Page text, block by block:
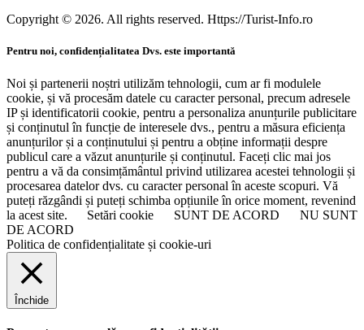
Copyright © 2026. All rights reserved. Https://Turist-Info.ro
Pentru noi, confidențialitatea Dvs. este importantă
Noi și partenerii noștri utilizăm tehnologii, cum ar fi modulele
cookie, și vă procesăm datele cu caracter personal, precum adresele
IP și identificatorii cookie, pentru a personaliza anunțurile publicitare
și conținutul în funcție de interesele dvs., pentru a măsura eficiența
anunțurilor și a conținutului și pentru a obține informații despre
publicul care a văzut anunțurile și conținutul. Faceți clic mai jos
pentru a vă da consimțământul privind utilizarea acestei tehnologii și
procesarea datelor dvs. cu caracter personal în aceste scopuri. Vă
puteți răzgândi și puteți schimba opțiunile în orice moment, revenind
la acest site.
Setări cookie SUNT DE ACORD
NU SUNT
DE ACORD
Politica de confidențialitate și cookie-uri
Închide